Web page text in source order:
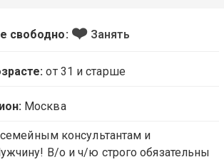
свободно: ❤️Занять
от 31 и старше
Москва
консультантам и
В/о и ч/ю строго обязательны